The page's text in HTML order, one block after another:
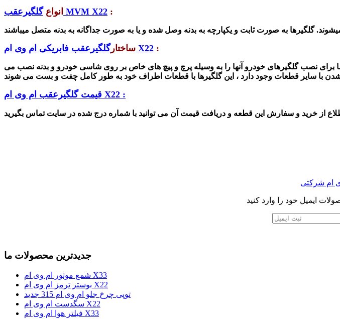
انواع گلگیرعقب MVM X22 :
ساختار گلگیرعقب فابریکی ام وی ام X22 :
برای نصب گلگیرهای خودرو آنها را به وسیله پرچ و پیچ های خاص بر روی شاسی خودرو و بدنه نصب می
قیمت گلگیرعقب ام وی ام X22 :
ام شرکتی
ایمیل خود را وارد کنید
جدیدترین محصولات ما
شمع موتور ام وی ام X33
بوستر ترمز ام وی ام X22
توپی چرخ جلو ام وی ام 315 جدید
سگدست ام وی ام X22
فیلتر هوا ام وی ام X33